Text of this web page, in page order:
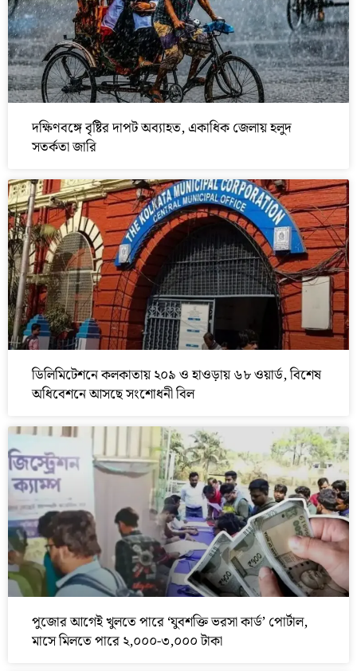
দক্ষিণবঙ্গে বৃষ্টির দাপট অব্যাহত, একাধিক জেলায় হলুদ
সতর্কতা জারি
ডিলিমিটেশনে কলকাতায় ২০৯ ও হাওড়ায় ৬৮ ওয়ার্ড, বিশেষ
অধিবেশনে আসছে সংশোধনী বিল
পুজোর আগেই খুলতে পারে ‘যুবশক্তি ভরসা কার্ড’ পোর্টাল,
মাসে মিলতে পারে ২,০০০-৩,০০০ টাকা